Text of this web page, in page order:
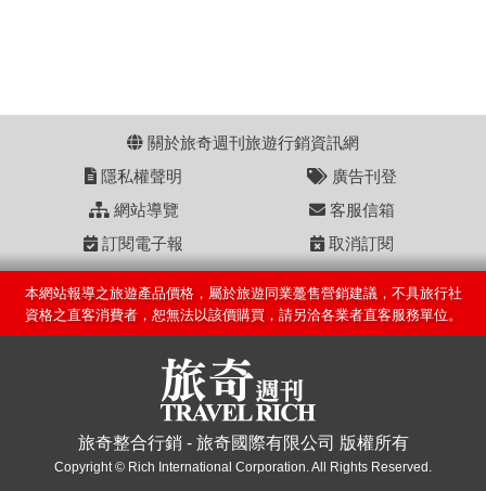
關於旅奇週刊旅遊行銷資訊網
隱私權聲明
廣告刊登
網站導覽
客服信箱
訂閱電子報
取消訂閱
本網站報導之旅遊產品價格，屬於旅遊同業躉售營銷建議，不具旅行社
資格之直客消費者，恕無法以該價購買，請另洽各業者直客服務單位。
旅奇整合行銷 - 旅奇國際有限公司 版權所有
Copyright © Rich International Corporation. All Rights Reserved.